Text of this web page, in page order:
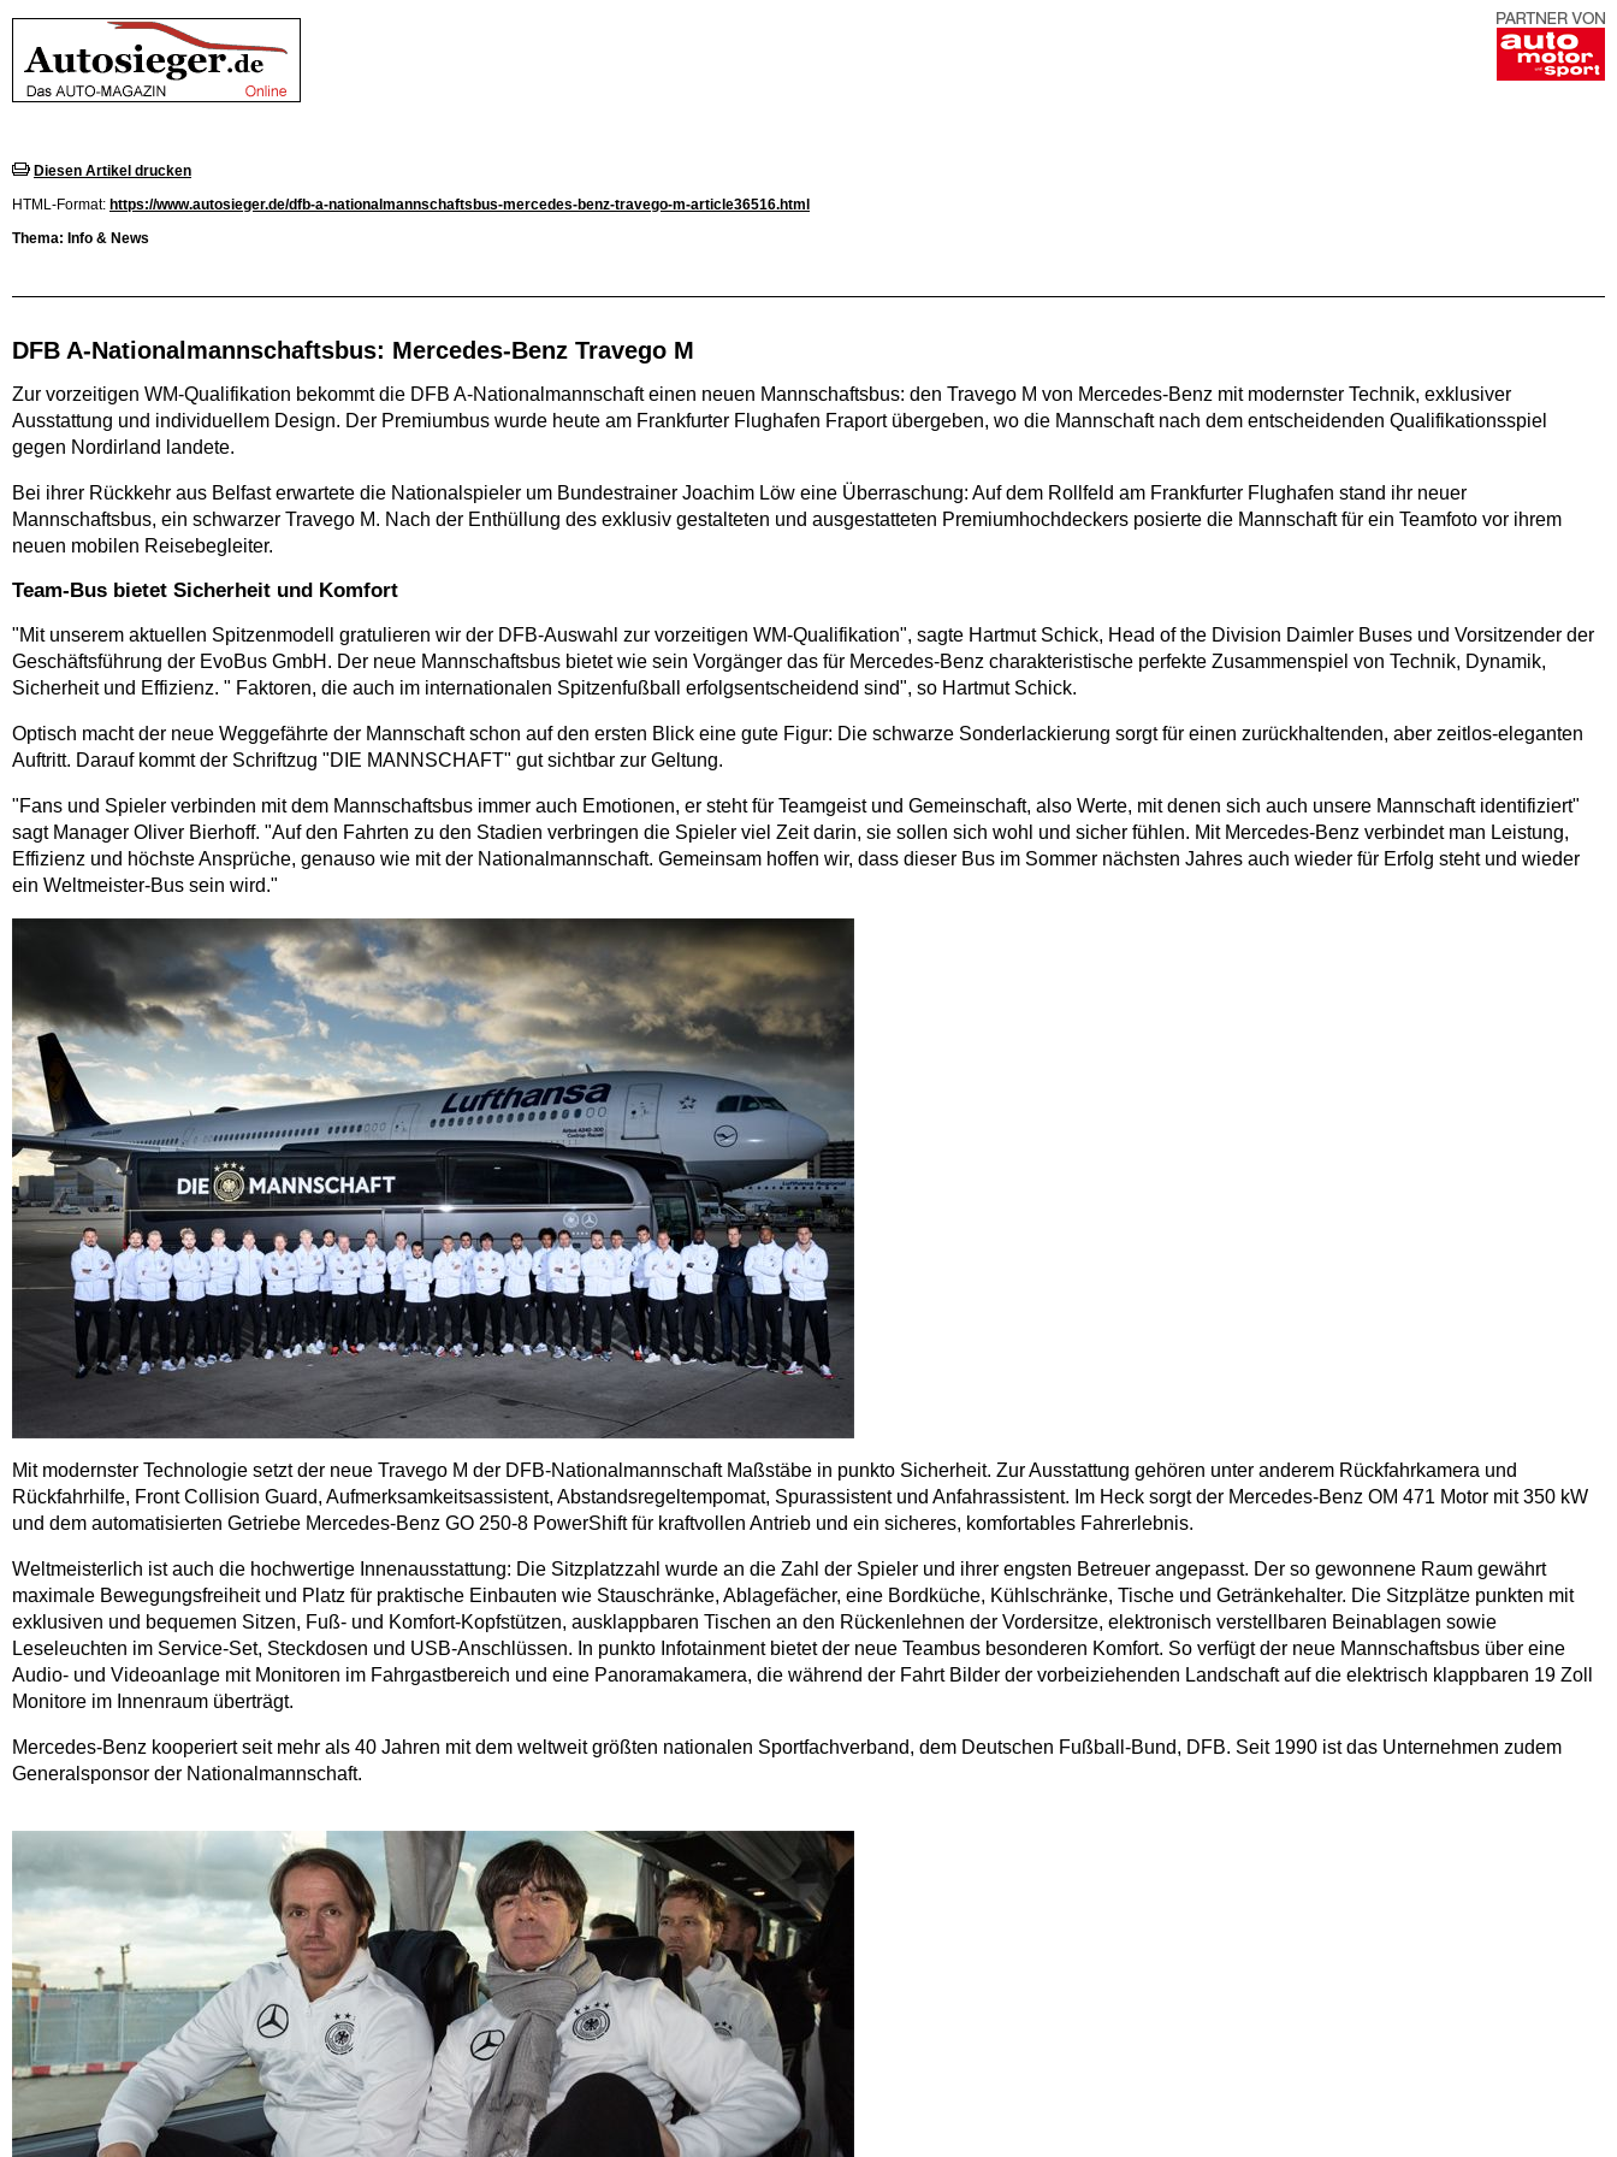
Diesen Artikel drucken
HTML-Format: https://www.autosieger.de/dfb-a-nationalmannschaftsbus-mercedes-benz-travego-m-article36516.html
Thema: Info & News
DFB A-Nationalmannschaftsbus: Mercedes-Benz Travego M
Zur vorzeitigen WM-Qualifikation bekommt die DFB A-Nationalmannschaft einen neuen Mannschaftsbus: den Travego M von Mercedes-Benz mit modernster Technik, exklusiver
Ausstattung und individuellem Design. Der Premiumbus wurde heute am Frankfurter Flughafen Fraport übergeben, wo die Mannschaft nach dem entscheidenden Qualifikationsspiel
gegen Nordirland landete.
Bei ihrer Rückkehr aus Belfast erwartete die Nationalspieler um Bundestrainer Joachim Löw eine Überraschung: Auf dem Rollfeld am Frankfurter Flughafen stand ihr neuer
Mannschaftsbus, ein schwarzer Travego M. Nach der Enthüllung des exklusiv gestalteten und ausgestatteten Premiumhochdeckers posierte die Mannschaft für ein Teamfoto vor ihrem
neuen mobilen Reisebegleiter.
Team-Bus bietet Sicherheit und Komfort
"Mit unserem aktuellen Spitzenmodell gratulieren wir der DFB-Auswahl zur vorzeitigen WM-Qualifikation", sagte Hartmut Schick, Head of the Division Daimler Buses und Vorsitzender der
Geschäftsführung der EvoBus GmbH. Der neue Mannschaftsbus bietet wie sein Vorgänger das für Mercedes-Benz charakteristische perfekte Zusammenspiel von Technik, Dynamik,
Sicherheit und Effizienz. " Faktoren, die auch im internationalen Spitzenfußball erfolgsentscheidend sind", so Hartmut Schick.
Optisch macht der neue Weggefährte der Mannschaft schon auf den ersten Blick eine gute Figur: Die schwarze Sonderlackierung sorgt für einen zurückhaltenden, aber zeitlos-eleganten
Auftritt. Darauf kommt der Schriftzug "DIE MANNSCHAFT" gut sichtbar zur Geltung.
"Fans und Spieler verbinden mit dem Mannschaftsbus immer auch Emotionen, er steht für Teamgeist und Gemeinschaft, also Werte, mit denen sich auch unsere Mannschaft identifiziert"
sagt Manager Oliver Bierhoff. "Auf den Fahrten zu den Stadien verbringen die Spieler viel Zeit darin, sie sollen sich wohl und sicher fühlen. Mit Mercedes-Benz verbindet man Leistung,
Effizienz und höchste Ansprüche, genauso wie mit der Nationalmannschaft. Gemeinsam hoffen wir, dass dieser Bus im Sommer nächsten Jahres auch wieder für Erfolg steht und wieder
ein Weltmeister-Bus sein wird."
Mit modernster Technologie setzt der neue Travego M der DFB-Nationalmannschaft Maßstäbe in punkto Sicherheit. Zur Ausstattung gehören unter anderem Rückfahrkamera und
Rückfahrhilfe, Front Collision Guard, Aufmerksamkeitsassistent, Abstandsregeltempomat, Spurassistent und Anfahrassistent. Im Heck sorgt der Mercedes-Benz OM 471 Motor mit 350 kW
und dem automatisierten Getriebe Mercedes-Benz GO 250-8 PowerShift für kraftvollen Antrieb und ein sicheres, komfortables Fahrerlebnis.
Weltmeisterlich ist auch die hochwertige Innenausstattung: Die Sitzplatzzahl wurde an die Zahl der Spieler und ihrer engsten Betreuer angepasst. Der so gewonnene Raum gewährt
maximale Bewegungsfreiheit und Platz für praktische Einbauten wie Stauschränke, Ablagefächer, eine Bordküche, Kühlschränke, Tische und Getränkehalter. Die Sitzplätze punkten mit
exklusiven und bequemen Sitzen, Fuß- und Komfort-Kopfstützen, ausklappbaren Tischen an den Rückenlehnen der Vordersitze, elektronisch verstellbaren Beinablagen sowie
Leseleuchten im Service-Set, Steckdosen und USB-Anschlüssen. In punkto Infotainment bietet der neue Teambus besonderen Komfort. So verfügt der neue Mannschaftsbus über eine
Audio- und Videoanlage mit Monitoren im Fahrgastbereich und eine Panoramakamera, die während der Fahrt Bilder der vorbeiziehenden Landschaft auf die elektrisch klappbaren 19 Zoll
Monitore im Innenraum überträgt.
Mercedes-Benz kooperiert seit mehr als 40 Jahren mit dem weltweit größten nationalen Sportfachverband, dem Deutschen Fußball-Bund, DFB. Seit 1990 ist das Unternehmen zudem
Generalsponsor der Nationalmannschaft.